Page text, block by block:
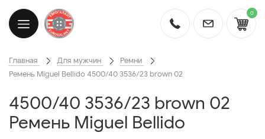
0
Главная Для мужчин
Ремни
Ремень Miguel Bellido 4500/40 3536/23 brown 02
4500/40 3536/23 brown 02
Ремень Miguel Bellido